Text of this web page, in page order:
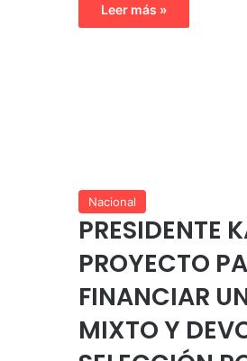
Leer más »
Nacional
PRESIDENTE
PROYECTO
FINANCIAR
MIXTO Y